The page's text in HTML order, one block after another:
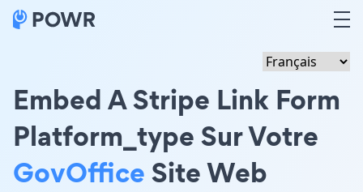
Embed A Stripe Link Form
Platform_type Sur Votre
GovOfficeSite Web